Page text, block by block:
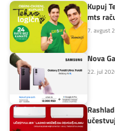
Kupuj
mts
7. avgust
Nova
22. jul